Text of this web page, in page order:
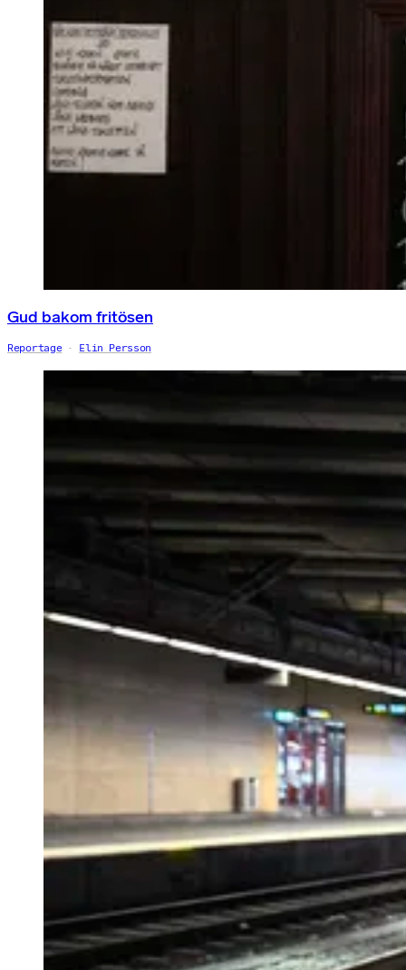
Gud bakom fritösen
Reportage Elin Persson